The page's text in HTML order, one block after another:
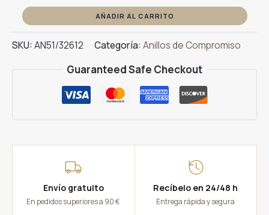
Anillo
de
Compromiso
35ct
AÑADIR AL CARRITO
SKU:AN51/32612 Categoría:Anillos de Compromiso
Guaranteed Safe Checkout
Envío gratuito
En pedidos superiores a 90 €
Recíbelo en 24/48 h
Entrega rápida y segura